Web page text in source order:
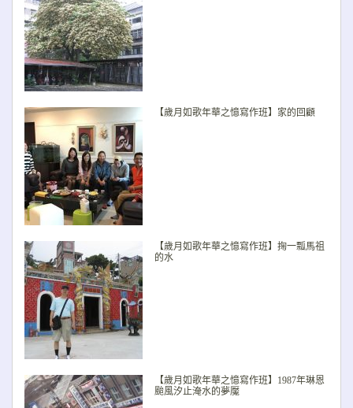
【歲月如歌年華之憶寫作班】家的回顧
【歲月如歌年華之憶寫作班】掬一瓢馬祖
的水
【歲月如歌年華之憶寫作班】1987年琳恩
颱風汐止淹水的夢魘